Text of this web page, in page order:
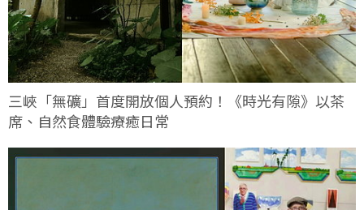
三峽「無礦」首度開放個人預約！《時光有隙》以茶
席、自然食體驗療癒日常